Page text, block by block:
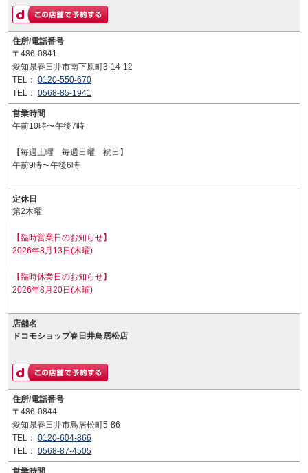
住所/電話番号
〒486-0841
愛知県春日井市南下原町3-14-12
TEL： 0120-550-670
TEL： 0568-85-1941
営業時間
午前10時〜午後7時
【毎週土曜 毎週日曜 祝日】
午前9時〜午後6時
定休日
第2木曜
【臨時営業日のお知らせ】
2026年8月13日(木曜)
【臨時休業日のお知らせ】
2026年8月20日(木曜)
店舗名
ドコモショップ春日井鳥居松店
住所/電話番号
〒486-0844
愛知県春日井市鳥居松町5-86
TEL： 0120-604-866
TEL： 0568-87-4505